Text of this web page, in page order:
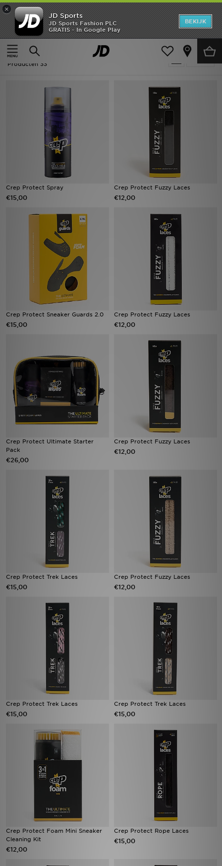
×
JD Sports
JD Sports Fashion PLC
GRATIS - In Google Play
BEKIJK
Thuis
Mannen
Mannen - Crep Protect
Producten 33
Crep Protect Spray
€15,00
Crep Protect Fuzzy Laces
€12,00
Crep Protect Sneaker Guards 2.0
€15,00
Crep Protect Fuzzy Laces
€12,00
Crep Protect Ultimate Starter
Pack
€26,00
Crep Protect Fuzzy Laces
€12,00
Crep Protect Trek Laces
€15,00
Crep Protect Fuzzy Laces
€12,00
Crep Protect Trek Laces
€15,00
Crep Protect Trek Laces
€15,00
Crep Protect Foam Mini Sneaker
Cleaning Kit
€12,00
Crep Protect Rope Laces
€15,00
New In
Heren
Dames
OFFERS
Download de app
Winkel Zoeken
Bestelling Traceren
Klantenservice